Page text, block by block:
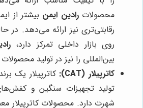
محصولاترادین ایمن بیشتر از
رقابتی‌تری نیز ارائه می‌دهد. در
روی بازار داخلی تمرکز دارد،
بین‌المللی را نیز در تولید
کاترپیلار (CAT):
کاترپیلار یک
تولید تجهیزات سنگین و
شهرت دارد. محصولات کاترپیلار